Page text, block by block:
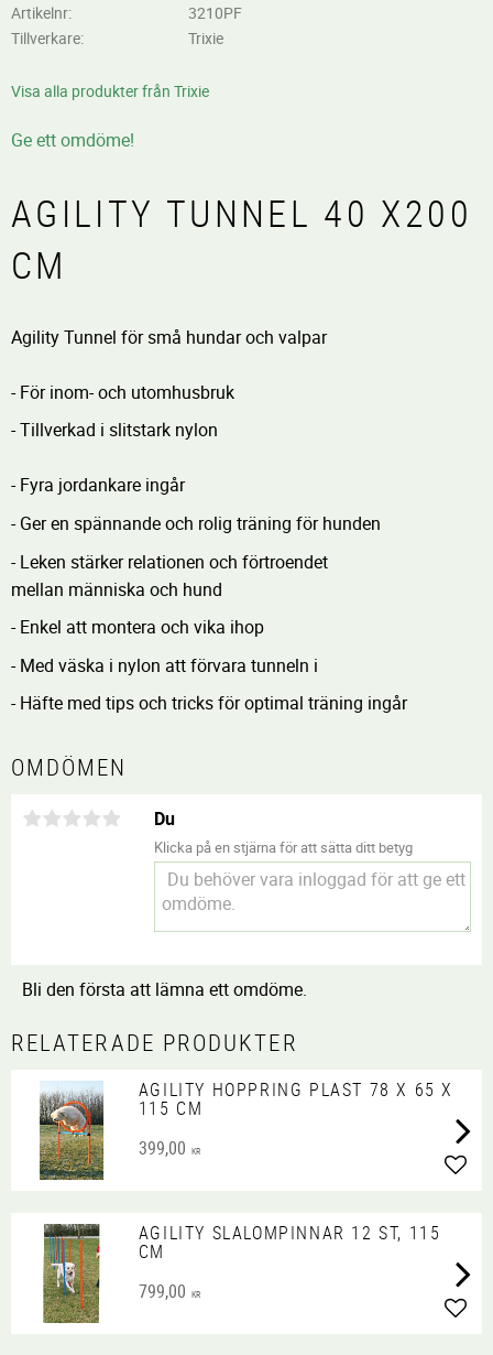
Artikelnr
3210PF
Tillverkare
Trixie
Visa alla produkter från Trixie
Ge ett omdöme!
AGILITY TUNNEL 40 X200
CM
Agility Tunnel för små hundar och valpar
- För inom- och utomhusbruk
- Tillverkad i slitstark nylon
- Fyra jordankare ingår
- Ger en spännande och rolig träning för hunden
- Leken stärker relationen och förtroendet
mellan människa och hund
- Enkel att montera och vika ihop
- Med väska i nylon att förvara tunneln i
- Häfte med tips och tricks för optimal träning ingår
OMDÖMEN
Du
Klicka på en stjärna för att sätta ditt betyg
Bli den första att lämna ett omdöme.
RELATERADE PRODUKTER
AGILITY HOPPRING PLAST 78 X 65 X
115 CM
399,00 KR
AGILITY SLALOMPINNAR 12 ST, 115
CM
799,00 KR